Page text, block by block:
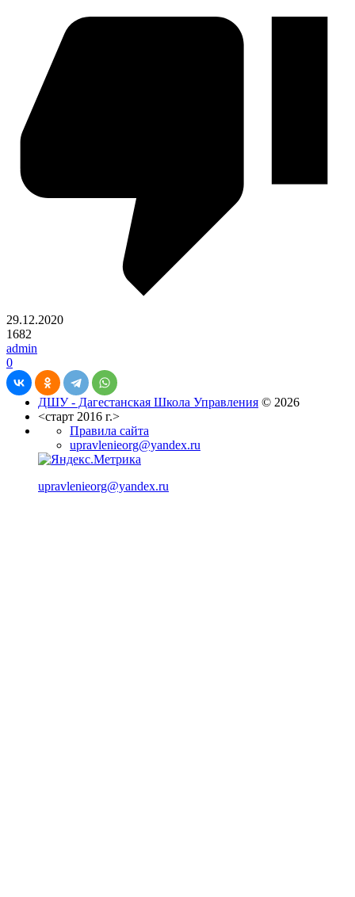
29.12.2020
1682
admin
0
ДШУ - Дагестанская Школа Управления © 2026
<старт 2016 г.>
Правила сайта
upravlenieorg@yandex.ru
upravlenieorg@yandex.ru